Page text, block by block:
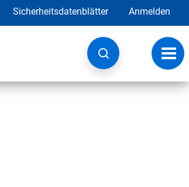
Sicherheitsdatenblätter Anmelden